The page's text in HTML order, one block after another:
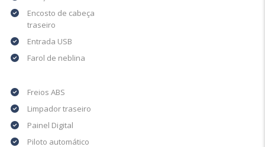
Encosto de cabeça
traseiro
Entrada USB
Farol de neblina
Freios ABS
Limpador traseiro
Painel Digital
Piloto automático